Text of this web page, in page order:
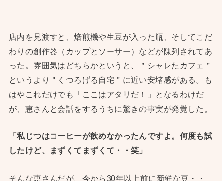
店内を見渡すと、焙煎機や生豆が入った瓶、そしてこだ
わりの創作器（カップとソーサー）などが陳列されてあ
った。雰囲気はどちらかというと、＂シャレたカフェ＂
というより＂くつろげる自宅＂に近い安堵感がある。も
はやこれだけでも「ここはアタリだ！」となるわけだ
が、恵さんと会話をするうちに驚きの事実が発覚した。
「私じつはコーヒーが飲めなかったんですよ。何度も試
したけど、まずくてまずくて・・笑」
そんな恵さんだが、今から30年以上前に新鮮な豆・・